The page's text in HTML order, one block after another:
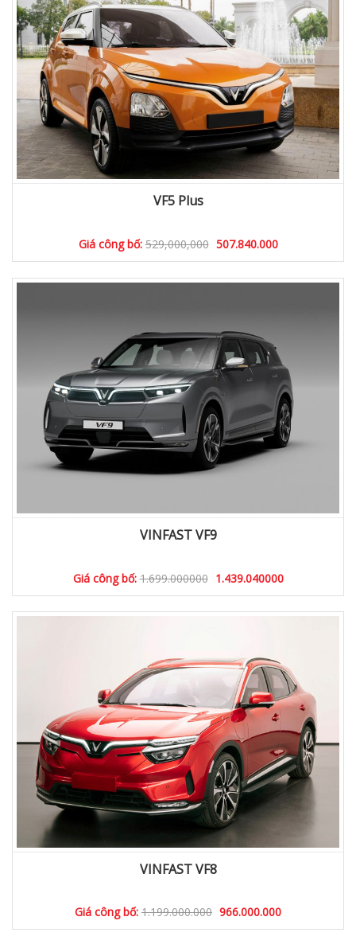
VF5 Plus
Giá công bố:529,000,000 507.840.000
VINFAST VF9
Giá công bố:1.699.000000 1.439.040000
VINFAST VF8
Giá công bố: 1.199.000.000 966.000.000